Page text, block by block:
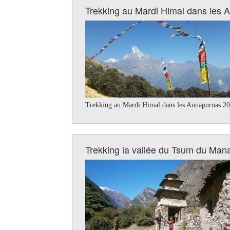
Trekking au Mardi Himal dans les
Trekking au Mardi Himal dans les Annapurnas
Trekking la vallée du Tsum du